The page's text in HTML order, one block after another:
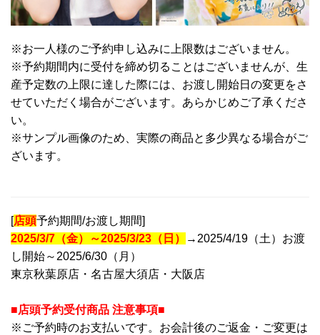
※お一人様のご予約申し込みに上限数はございません。
※予約期間内に受付を締め切ることはございませんが、生
産予定数の上限に達した際には、お渡し開始日の変更をさ
せていただく場合がございます。あらかじめご了承くださ
い。
※サンプル画像のため、実際の商品と多少異なる場合がご
ざいます。
[店頭予約期間/お渡し期間]
2025/3/7（金）～2025/3/23（日）
→2025/4/19（土）お渡
し開始～2025/6/30（月）
東京秋葉原店・名古屋大須店・大阪店
■店頭予約受付商品 注意事項■
※ご予約時のお支払いです。お会計後のご返金・ご変更は